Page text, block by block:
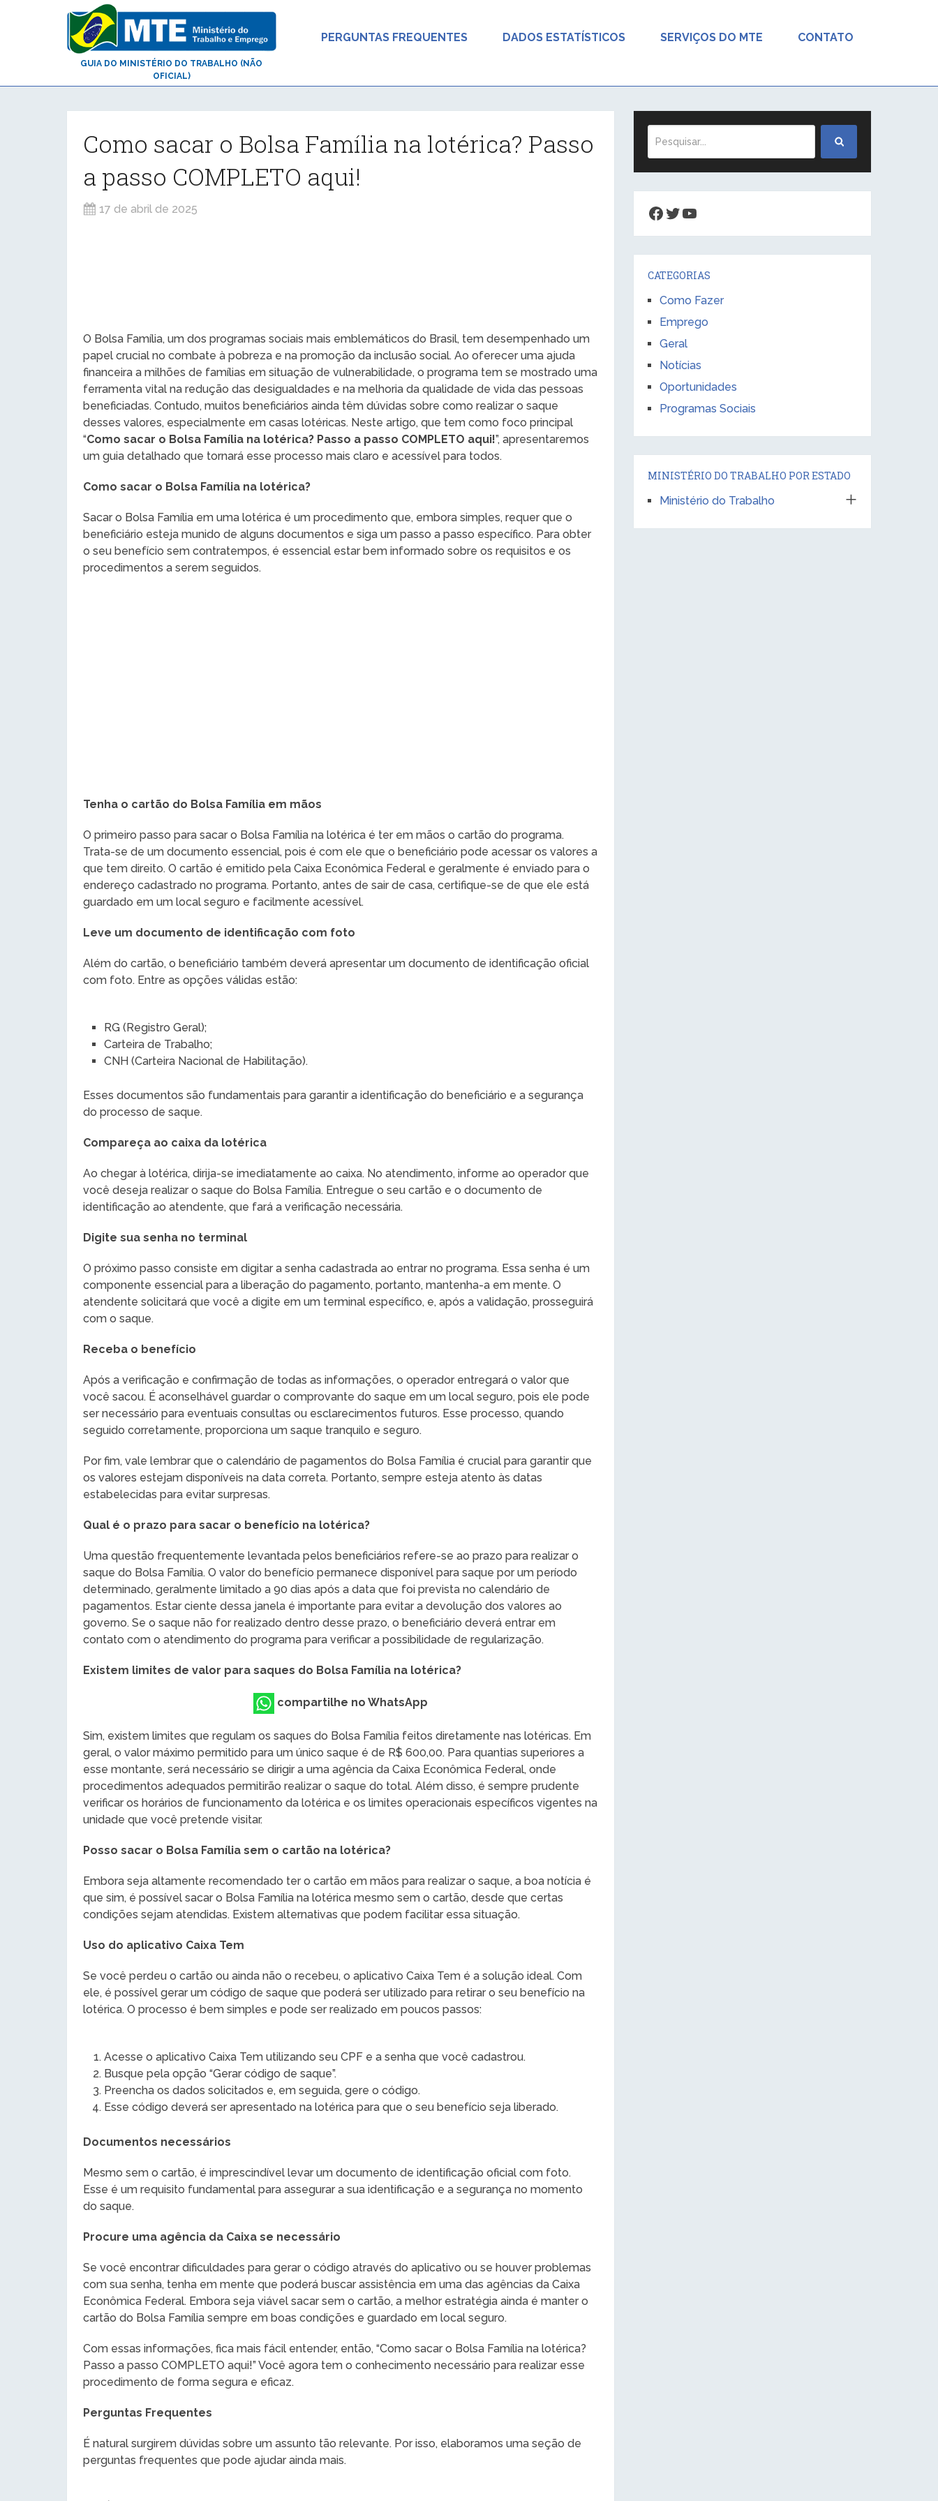
GUIA DO MINISTÉRIO DO TRABALHO (NÃO
OFICIAL)
PERGUNTAS FREQUENTES DADOS ESTATÍSTICOS SERVIÇOS DO MTE CONTATO
Como sacar o Bolsa Família na lotérica? Passo
a passo COMPLETO aqui!
17 de abril de 2025
O Bolsa Família, um dos programas sociais mais emblemáticos do Brasil, tem desempenhado um
papel crucial no combate à pobreza e na promoção da inclusão social. Ao oferecer uma ajuda
financeira a milhões de famílias em situação de vulnerabilidade, o programa tem se mostrado uma
ferramenta vital na redução das desigualdades e na melhoria da qualidade de vida das pessoas
beneficiadas. Contudo, muitos beneficiários ainda têm dúvidas sobre como realizar o saque
desses valores, especialmente em casas lotéricas. Neste artigo, que tem como foco principal
“Como sacar o Bolsa Família na lotérica? Passo a passo COMPLETO aqui!”, apresentaremos
um guia detalhado que tornará esse processo mais claro e acessível para todos.
Como sacar o Bolsa Família na lotérica?
Sacar o Bolsa Família em uma lotérica é um procedimento que, embora simples, requer que o
beneficiário esteja munido de alguns documentos e siga um passo a passo específico. Para obter
o seu benefício sem contratempos, é essencial estar bem informado sobre os requisitos e os
procedimentos a serem seguidos.
Tenha o cartão do Bolsa Família em mãos
O primeiro passo para sacar o Bolsa Família na lotérica é ter em mãos o cartão do programa.
Trata-se de um documento essencial, pois é com ele que o beneficiário pode acessar os valores a
que tem direito. O cartão é emitido pela Caixa Econômica Federal e geralmente é enviado para o
endereço cadastrado no programa. Portanto, antes de sair de casa, certifique-se de que ele está
guardado em um local seguro e facilmente acessível.
Leve um documento de identificação com foto
Além do cartão, o beneficiário também deverá apresentar um documento de identificação oficial
com foto. Entre as opções válidas estão:
RG (Registro Geral);
Carteira de Trabalho;
CNH (Carteira Nacional de Habilitação).
Esses documentos são fundamentais para garantir a identificação do beneficiário e a segurança
do processo de saque.
Compareça ao caixa da lotérica
Ao chegar à lotérica, dirija-se imediatamente ao caixa. No atendimento, informe ao operador que
você deseja realizar o saque do Bolsa Família. Entregue o seu cartão e o documento de
identificação ao atendente, que fará a verificação necessária.
Digite sua senha no terminal
O próximo passo consiste em digitar a senha cadastrada ao entrar no programa. Essa senha é um
componente essencial para a liberação do pagamento, portanto, mantenha-a em mente. O
atendente solicitará que você a digite em um terminal específico, e, após a validação, prosseguirá
com o saque.
Receba o benefício
Após a verificação e confirmação de todas as informações, o operador entregará o valor que
você sacou. É aconselhável guardar o comprovante do saque em um local seguro, pois ele pode
ser necessário para eventuais consultas ou esclarecimentos futuros. Esse processo, quando
seguido corretamente, proporciona um saque tranquilo e seguro.
Por fim, vale lembrar que o calendário de pagamentos do Bolsa Família é crucial para garantir que
os valores estejam disponíveis na data correta. Portanto, sempre esteja atento às datas
estabelecidas para evitar surpresas.
Qual é o prazo para sacar o benefício na lotérica?
Uma questão frequentemente levantada pelos beneficiários refere-se ao prazo para realizar o
saque do Bolsa Família. O valor do benefício permanece disponível para saque por um período
determinado, geralmente limitado a 90 dias após a data que foi prevista no calendário de
pagamentos. Estar ciente dessa janela é importante para evitar a devolução dos valores ao
governo. Se o saque não for realizado dentro desse prazo, o beneficiário deverá entrar em
contato com o atendimento do programa para verificar a possibilidade de regularização.
Existem limites de valor para saques do Bolsa Família na lotérica?
compartilhe no WhatsApp
Sim, existem limites que regulam os saques do Bolsa Família feitos diretamente nas lotéricas. Em
geral, o valor máximo permitido para um único saque é de R$ 600,00. Para quantias superiores a
esse montante, será necessário se dirigir a uma agência da Caixa Econômica Federal, onde
procedimentos adequados permitirão realizar o saque do total. Além disso, é sempre prudente
verificar os horários de funcionamento da lotérica e os limites operacionais específicos vigentes na
unidade que você pretende visitar.
Posso sacar o Bolsa Família sem o cartão na lotérica?
Embora seja altamente recomendado ter o cartão em mãos para realizar o saque, a boa notícia é
que sim, é possível sacar o Bolsa Família na lotérica mesmo sem o cartão, desde que certas
condições sejam atendidas. Existem alternativas que podem facilitar essa situação.
Uso do aplicativo Caixa Tem
Se você perdeu o cartão ou ainda não o recebeu, o aplicativo Caixa Tem é a solução ideal. Com
ele, é possível gerar um código de saque que poderá ser utilizado para retirar o seu benefício na
lotérica. O processo é bem simples e pode ser realizado em poucos passos:
Acesse o aplicativo Caixa Tem utilizando seu CPF e a senha que você cadastrou.
Busque pela opção “Gerar código de saque”.
Preencha os dados solicitados e, em seguida, gere o código.
Esse código deverá ser apresentado na lotérica para que o seu benefício seja liberado.
Documentos necessários
Mesmo sem o cartão, é imprescindível levar um documento de identificação oficial com foto.
Esse é um requisito fundamental para assegurar a sua identificação e a segurança no momento
do saque.
Procure uma agência da Caixa se necessário
Se você encontrar dificuldades para gerar o código através do aplicativo ou se houver problemas
com sua senha, tenha em mente que poderá buscar assistência em uma das agências da Caixa
Econômica Federal. Embora seja viável sacar sem o cartão, a melhor estratégia ainda é manter o
cartão do Bolsa Família sempre em boas condições e guardado em local seguro.
Com essas informações, fica mais fácil entender, então, “Como sacar o Bolsa Família na lotérica?
Passo a passo COMPLETO aqui!” Você agora tem o conhecimento necessário para realizar esse
procedimento de forma segura e eficaz.
Perguntas Frequentes
É natural surgirem dúvidas sobre um assunto tão relevante. Por isso, elaboramos uma seção de
perguntas frequentes que pode ajudar ainda mais.
Facebook
Twitter
Youtube
CATEGORIAS
Como Fazer
Emprego
Geral
Notícias
Oportunidades
Programas Sociais
MINISTÉRIO DO TRABALHO POR ESTADO
Ministério do Trabalho